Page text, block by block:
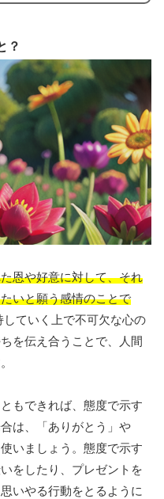
？
恩や好意に対して、それ
いと願う感情のことで
ていく上で不可欠な心の
を伝え合うことで、人間
もできれば、態度で示す
は、「ありがとう」や
いましょう。態度で示す
をしたり、プレゼントを
いやる行動をとるように